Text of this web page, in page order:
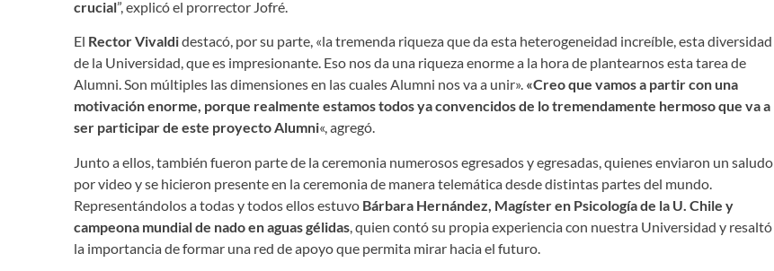
crucial”, explicó el prorrector Jofré.
El Rector Vivaldidestacó, por su parte, «la tremenda riqueza que da esta heterogeneidad increíble, esta diversidad
de la Universidad, que es impresionante. Eso nos da una riqueza enorme a la hora de plantearnos esta tarea de
Alumni. Son múltiples las dimensiones en las cuales Alumni nos va a unir». «Creo que vamos a partir con una
motivación enorme, porque realmente estamos todos ya convencidos de lo tremendamente hermoso que va a
ser participar de este proyecto Alumni«, agregó.
Junto a ellos, también fueron parte de la ceremonia numerosos egresados y egresadas, quienes enviaron un saludo
por video y se hicieron presente en la ceremonia de manera telemática desde distintas partes del mundo.
Representándolos a todas y todos ellos estuvo Bárbara Hernández, Magíster en Psicología de la U. Chile y
campeona mundial de nado en aguas gélidas, quien contó su propia experiencia con nuestra Universidad y resaltó
la importancia de formar una red de apoyo que permita mirar hacia el futuro.